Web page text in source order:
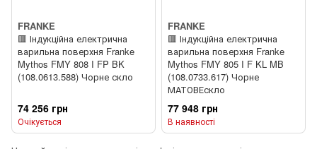
FRANKE
🟥 Індукційна електрична
варильна поверхня Franke
Mythos FMY 808 I FP BK
(108.0613.588) Чорне скло
74 256 грн
Очікується
FRANKE
🟥 Індукційна електрична
варильна поверхня Franke
Mythos FMY 805 I F KL MB
(108.0733.617) Чорне
МАТОВЕскло
77 948 грн
В наявності